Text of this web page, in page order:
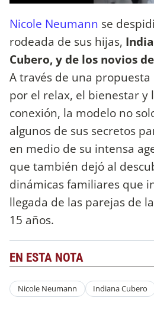
Nicole Neumann se
rodeada de sus hijas,
Cubero, y de los novios
A través de una
por el relax, el bienestar y
conexión, la modelo no
algunos de sus secretos
en medio de su intensa
que también dejó al
dinámicas familiares que
llegada de las parejas de
15 años.
EN ESTA NOTA
Nicole Neumann Indiana Cubero